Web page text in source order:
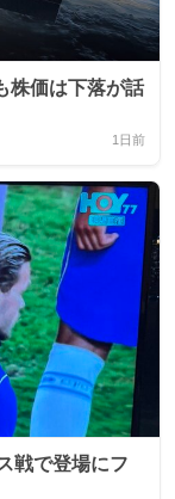
株価は下落が話
1日前
戦で登場にフ